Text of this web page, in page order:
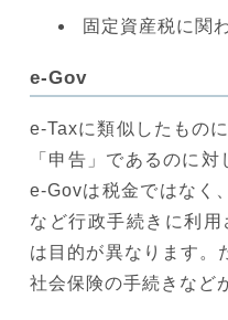
固定資産税に関
e-Gov
e-Taxに類似したもの
「申告」であるのに
e-Govは税金ではなく
など行政手続きに利
は目的が異なります。
社会保険の手続きなど